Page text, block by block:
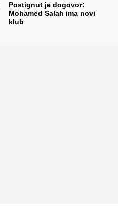
Postignut je dogovor:
Mohamed Salah ima novi
klub